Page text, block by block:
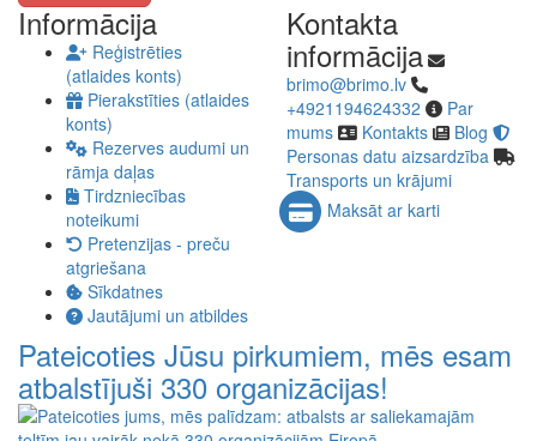
Informācija
Reģistrēties
(atlaides konts)
Pierakstīties (atlaides
konts)
Rezerves audumi un
rāmja daļas
Tirdzniecības
noteikumi
Pretenzijas - preču
atgriešana
Sīkdatnes
Jautājumi un atbildes
Kontakta
informācija
brimo@brimo.lv
+4921194624332
Par
mums
Kontakts
Blog
Personas datu aizsardzība
Transports un krājumi
Pateicoties Jūsu pirkumiem, mēs esam
atbalstījuši 330 organizācijas!
Maksāt ar karti